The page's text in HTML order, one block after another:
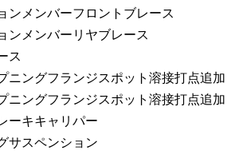
ンメンバーフロントブレース
ンメンバーリヤブレース
ス
ニングフランジスポット溶接打点追加
ニングフランジスポット溶接打点追加
ーキキャリパー
サスペンション